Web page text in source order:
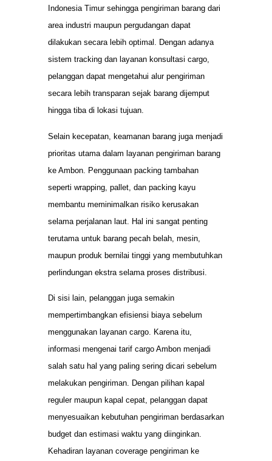
Indonesia Timur sehingga pengiriman barang dari
area industri maupun pergudangan dapat
dilakukan secara lebih optimal. Dengan adanya
sistem tracking dan layanan konsultasi cargo,
pelanggan dapat mengetahui alur pengiriman
secara lebih transparan sejak barang dijemput
hingga tiba di lokasi tujuan.
Selain kecepatan, keamanan barang juga menjadi
prioritas utama dalam layanan pengiriman barang
ke Ambon. Penggunaan packing tambahan
seperti wrapping, pallet, dan packing kayu
membantu meminimalkan risiko kerusakan
selama perjalanan laut. Hal ini sangat penting
terutama untuk barang pecah belah, mesin,
maupun produk bernilai tinggi yang membutuhkan
perlindungan ekstra selama proses distribusi.
Di sisi lain, pelanggan juga semakin
mempertimbangkan efisiensi biaya sebelum
menggunakan layanan cargo. Karena itu,
informasi mengenai tarif cargo Ambon menjadi
salah satu hal yang paling sering dicari sebelum
melakukan pengiriman. Dengan pilihan kapal
reguler maupun kapal cepat, pelanggan dapat
menyesuaikan kebutuhan pengiriman berdasarkan
budget dan estimasi waktu yang diinginkan.
Kehadiran layanan coverage pengiriman ke